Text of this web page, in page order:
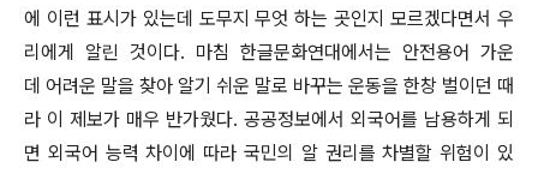
에 이런 표시가 있는데 도무지 무엇 하는 곳인지 모르겠다면서 우
리에게 알린 것이다. 마침 한글문화연대에서는 안전용어 가운
데 어려운 말을 찾아 알기 쉬운 말로 바꾸는 운동을 한창 벌이던 때
라 이 제보가 매우 반가웠다. 공공정보에서 외국어를 남용하게 되
면 외국어 능력 차이에 따라 국민의 알 권리를 차별할 위험이 있